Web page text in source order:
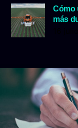
Cómo
más